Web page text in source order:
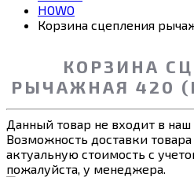
HOWO
Корзина сцепления
КОРЗИНА
РЫЧАЖНАЯ 420
Данный товар не входит в наш
Возможность доставки товара
актуальную стоимость с
пожалуйста, у менеджера.